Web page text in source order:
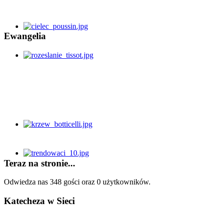
Ewangelia
Teraz na stronie...
Odwiedza nas 348 gości oraz 0 użytkowników.
Katecheza w Sieci